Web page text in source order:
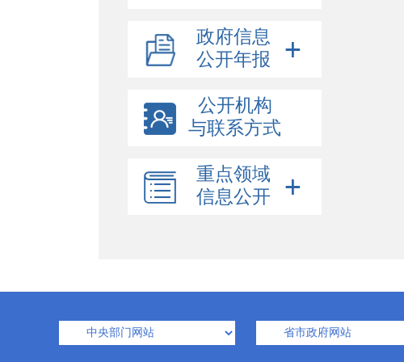
政府信息
公开年报
公开机构
与联系方式
重点领域
信息公开